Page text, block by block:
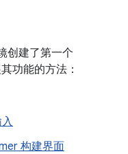
创建了第一个
功能的方法：
构建界面